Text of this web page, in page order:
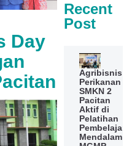
Day
Recent
Post
Agribisnis
Perikanan
SMKN 2
Pacitan
Aktif di
Pelatihan
Mendalam